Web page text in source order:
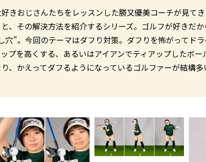
きおじさんたちをレッスンした勝又優美コーチが見て
、その解決方法を紹介するシリーズ。ゴルフが好きだ
穴”。今回のテーマはダフり対策。ダフりを怖がってド
プを高くする、あるいはアイアンでティアップしたボ
、かえってダフるようになっているゴルファーが結構